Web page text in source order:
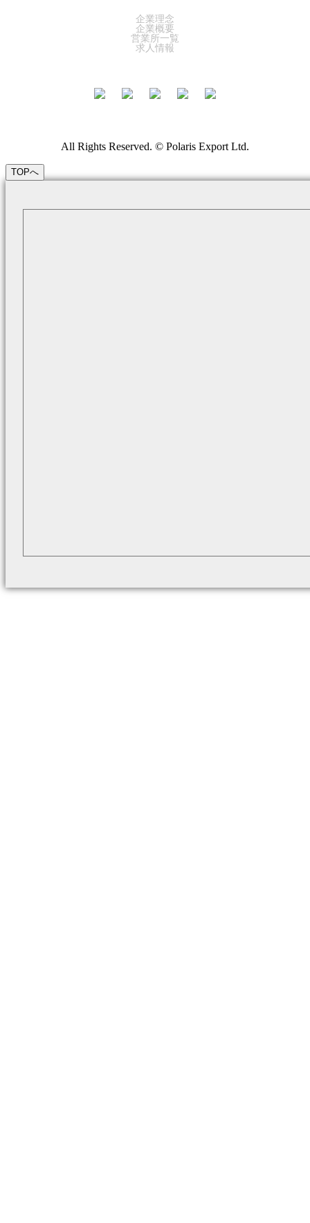
企業理念
企業概要
営業所一覧
求人情報
All Rights Reserved. © Polaris Export Ltd.
TOPへ